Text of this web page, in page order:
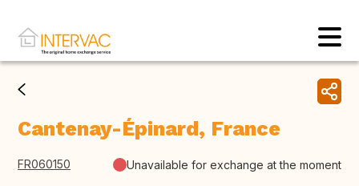
Cantenay-Épinard, France
FR060150 Unavailable for exchange at the moment